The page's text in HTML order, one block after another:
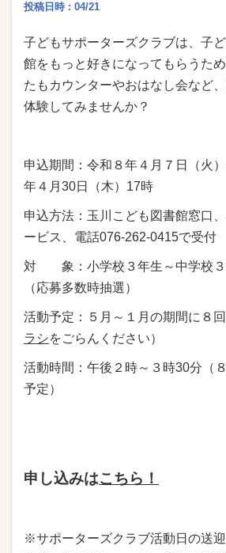
投稿日時 : 04/21
子どもサポーターズクラブは、子
館をもっと好きになってもらうた
たもカウンターやおはなし会など
体験してみませんか？
申込期間：令和８年４月７日（
年４月30日（木）17時
申込方法：玉川こども図書館窓口
ービス、電話076-262-0415で受付
対 象：小学校３年生～中学校
（応募多数時抽選）
活動予定：５月～１月の期間に８
ラシをごらんください）
活動時間：午後２時～３時30分（
予定）
申し込みはこちら！
※サポーターズクラブ活動日の送